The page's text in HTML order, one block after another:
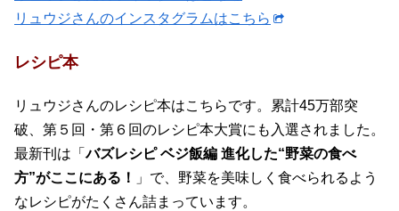
リュウジさんのインスタグラムはこちら
レシピ本
リュウジさんのレシピ本はこちらです。累計45万部突
破、第５回・第６回のレシピ本大賞にも入選されました。
最新刊は「バズレシピ ベジ飯編 進化した“野菜の食べ
方”がここにある！
」で、野菜を美味しく食べられるよう
なレシピがたくさん詰まっています。